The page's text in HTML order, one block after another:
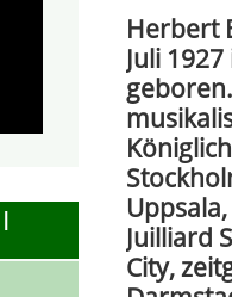
Herbert
Juli
Juilliard
City,